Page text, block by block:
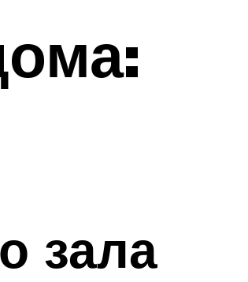
зала